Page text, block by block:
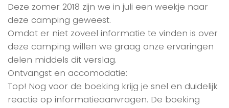
Deze zomer 2018 zijn we in juli een weekje naar
deze camping geweest.
Omdat er niet zoveel informatie te vinden is over
deze camping willen we graag onze ervaringen
delen middels dit verslag.
Ontvangst en accomodatie:
Top! Nog voor de boeking krijg je snel en duidelijk
reactie op informatieaanvragen. De boeking